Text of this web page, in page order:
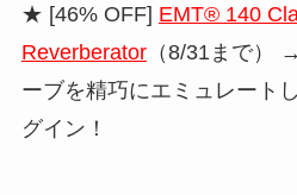
★ [46% OFF] EMT® 140
Reverberator（8/31まで）
ーブを精巧にエミュレート
グイン！